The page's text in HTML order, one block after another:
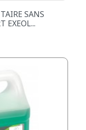
SANS
EXEOL...